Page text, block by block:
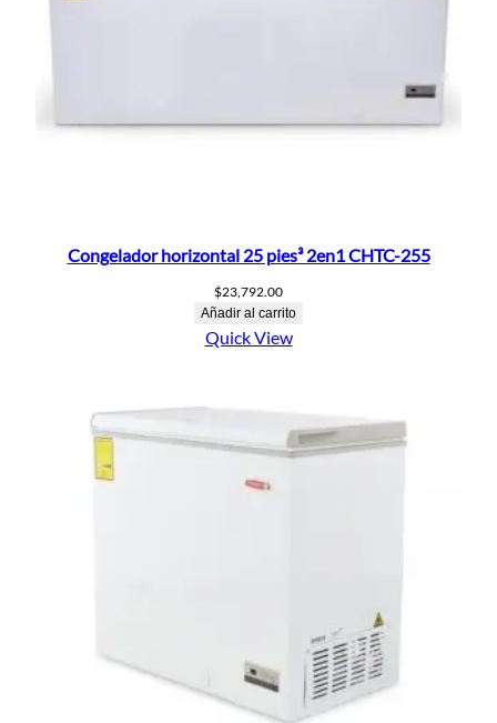
Congelador horizontal 25 pies³ 2en1 CHTC-255
$23,792.00
Añadir al carrito
Quick View